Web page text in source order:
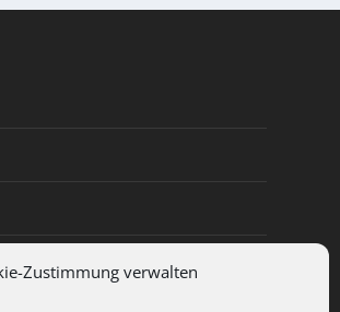
Zustimmung verwalten